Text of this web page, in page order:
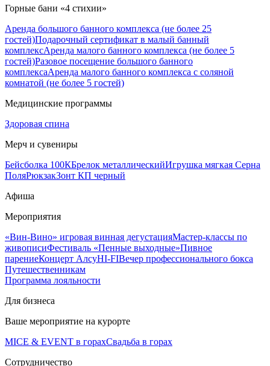
Горные бани «4 стихии»
Аренда большого банного комплекса (не более 25
гостей)Подарочный сертификат в малый банный
комплексАренда малого банного комплекса (не более 5
гостей)Разовое посещение большого банного
комплексаАренда малого банного комплекса с соляной
комнатой (не более 5 гостей)
Медицинские программы
Здоровая спина
Мерч и сувениры
Бейсболка 100КБрелок металлическийИгрушка мягкая Серна
ПоляРюкзакЗонт КП черный
Афиша
Мероприятия
«Вин-Вино» игровая винная дегустацияМастер-классы по
живописиФестиваль «Пенные выходные»Пивное
парениеКонцерт АлсуHI-FIВечер профессионального бокса
Путешественникам
Программа лояльности
Для бизнеса
Ваше мероприятие на курорте
MICE & EVENT в горахСвадьба в горах
Сотрудничество